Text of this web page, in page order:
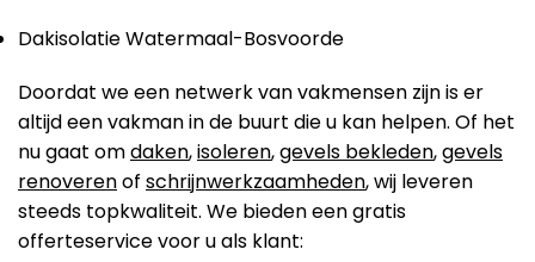
Dakisolatie Watermaal-Bosvoorde
Doordat we een netwerk van vakmensen zijn is er
altijd een vakman in de buurt die u kan helpen. Of het
nu gaat omdaken,isoleren,gevels bekleden,gevels
renoverenof schrijnwerkzaamheden, wij leveren
steeds topkwaliteit. We bieden een gratis
offerteservice voor u als klant: